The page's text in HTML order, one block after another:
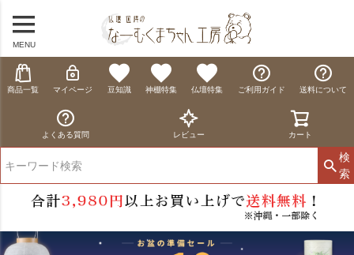
MENU
商品一覧 マイページ 豆知識 神棚特集 仏壇特集 ご利用ガイド 送料について
よくある質問 レビュー カート
検
索